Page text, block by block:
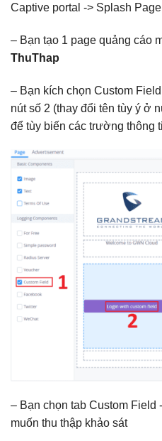
Captive portal -> Splash
– Bạn tạo 1 page quảng cáo
ThuThap
– Bạn kích chọn Custom
nút số 2 (thay đổi tên tùy ý ở
để tùy biến các trường thông
– Bạn chọn tab Custom Field
muốn thu thập khảo sát